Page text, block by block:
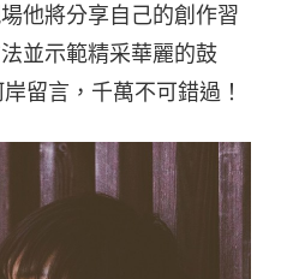
他將分享自己的創作習
並示範精采華麗的鼓
留言，千萬不可錯過！